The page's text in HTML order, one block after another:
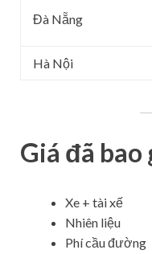
Đà Nẵng
Hà Nội
Giá đã bao
Xe + tài xế
Nhiên liệu
Phí cầu đường